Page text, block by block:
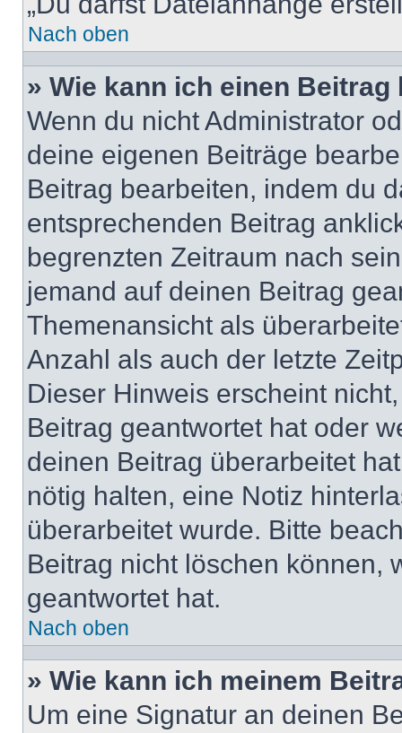
Nach oben
» Wie kann ich einen
Wenn du nicht Administrator
deine eigenen Beiträge
Beitrag bearbeiten, indem du
entsprechenden Beitrag
begrenzten Zeitraum nach
jemand auf deinen Beitrag
Themenansicht als
Anzahl als auch der letzte
Dieser Hinweis erscheint
Beitrag geantwortet hat oder
deinen Beitrag überarbeitet
nötig halten, eine Notiz
überarbeitet wurde. Bitte
Beitrag nicht löschen können,
geantwortet hat.
Nach oben
» Wie kann ich meinem
Um eine Signatur an deinen